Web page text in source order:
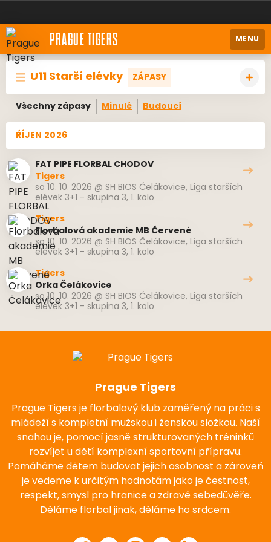
PRAGUE TIGERS MENU
U11 Starší elévky
ZÁPASY
Všechny zápasy
Minulé
Budoucí
ŘÍJEN 2026
FAT PIPE FLORBAL CHODOV
Tigers
so 10. 10. 2026 @ SH BIOS Čelákovice, Liga starších
elévek 3+1 - skupina 3, 1. kolo
Tigers
Florbalová akademie MB Červené
so 10. 10. 2026 @ SH BIOS Čelákovice, Liga starších
elévek 3+1 - skupina 3, 1. kolo
Tigers
Orka Čelákovice
so 10. 10. 2026 @ SH BIOS Čelákovice, Liga starších
elévek 3+1 - skupina 3, 1. kolo
Prague Tigers
Prague Tigers je florbalový klub zaměřený na práci s
mládeží s kompletní mužskou i ženskou složkou. Naší
snahou je, pomocí jasně strukturovaných tréninků
rozvíjet u dětí komplexní sportovní přípravu.
Pomáháme dětem budovat jejich osobnost a zároveň
je vedeme k určitým hodnotám jako je čestnost,
respekt, smysl pro hranice a zdravé sebedůvěře.
Děláme florbal jinak, děláme ho srdcem.